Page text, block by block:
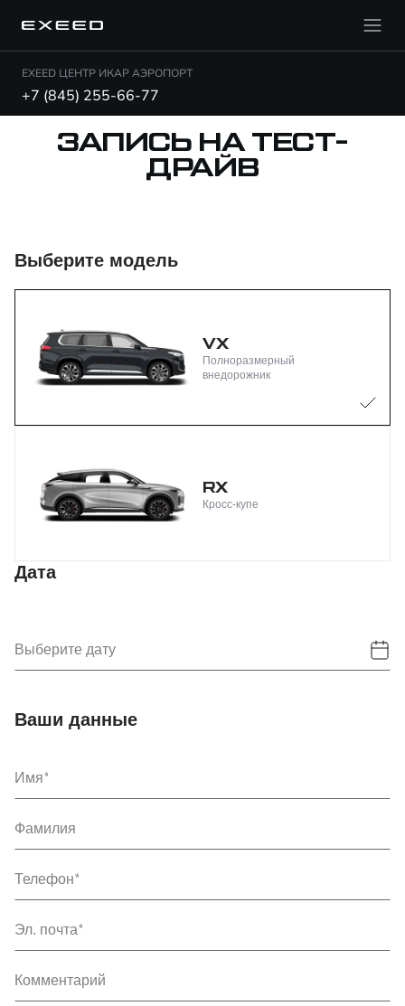
EXEED ЦЕНТР ИКАР АЭРОПОРТ
+7 (845) 255-66-77
ЗАПИСЬ НА ТЕСТ-
ДРАЙВ
Выберите модель
VX
Полноразмерный
внедорожник
RX
Кросс-купе
Дата
Выберите дату
Ваши данные
Имя
Фамилия
Телефон
Эл. почта
Комментарий